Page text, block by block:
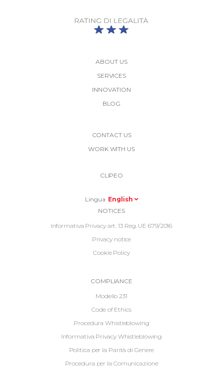
ABOUT US
SERVICES
INNOVATION
BLOG
CONTACT US
WORK WITH US
CLIPEO
Lingua English
Footer
NOTICES
Informativa Privacy art. 13 Reg. UE 679/2016
Privacy notice
Cookie Policy
InformativeCOMPLIANCE
Modello 231
Code of Ethics
Procedura Whistleblowing
Informativa Privacy Whistleblowing
Politica per la Parità di Genere
Procedura per la Comunicazione